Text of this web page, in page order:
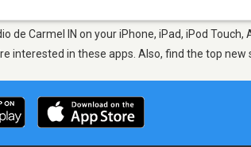
de Carmel IN on your iPhone, iPad, iPod
interested in these apps. Also, find the top